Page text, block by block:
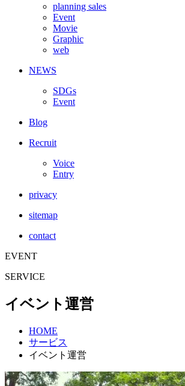
planning sales
Event
Movie
Graphic
web
NEWS
SDGs
Event
Blog
Recruit
Voice
Entry
privacy
sitemap
contact
EVENT
SERVICE
イベント運営
HOME
サービス
イベント運営